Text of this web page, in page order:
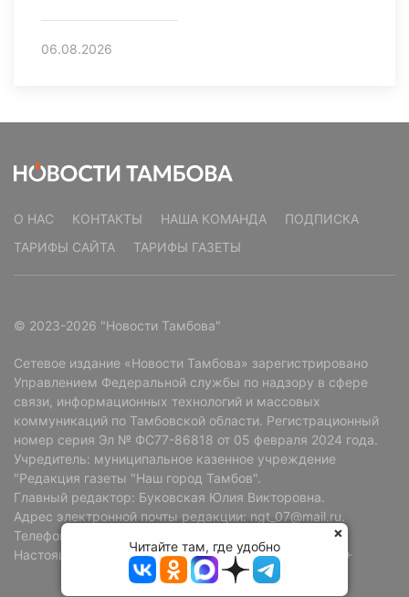
06.08.2026
О НАС КОНТАКТЫ НАША КОМАНДА
ПОДПИСКА
ТАРИФЫ САЙТА
ТАРИФЫ ГАЗЕТЫ
© 2023-2026 "Новости Тамбова"
Сетевое издание «Новости Тамбова» зарегистрировано
Управлением Федеральной службы по надзору в сфере
связи, информационных технологий и массовых
коммуникаций по Тамбовской области. Регистрационный
номер серия Эл № ФС77-86818 от 05 февраля 2024 года.
Учредитель: муниципальное казенное учреждение
"Редакция газеты "Наш город Тамбов".
Главный редактор: Буковская Юлия Викторовна.
Адрес электронной почты редакции: ngt_07@mail.ru.
Телефон редакции: +7 (4752) 72-69-37.
Настоящий ресурс может содержать материалы 18+
Читайте там, где удобно